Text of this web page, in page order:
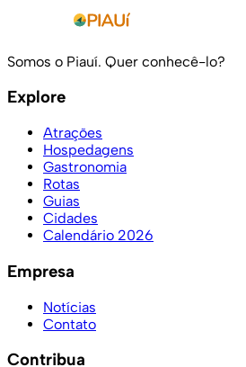
Somos o Piauí. Quer conhecê-lo?
Explore
Atrações
Hospedagens
Gastronomia
Rotas
Guias
Cidades
Calendário 2026
Empresa
Notícias
Contato
Contribua